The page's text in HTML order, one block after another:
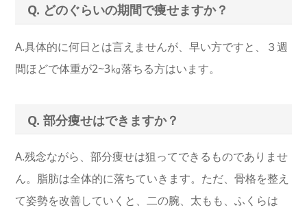
Q. どのぐらいの期間で痩せますか？
A.具体的に何日とは言えませんが、早い方ですと、３週
間ほどで体重が2~3㎏落ちる方はいます。
Q. 部分痩せはできますか？
A.残念ながら、部分痩せは狙ってできるものでありませ
ん。脂肪は全体的に落ちていきます。ただ、骨格を整え
て姿勢を改善していくと、二の腕、太もも、ふくらは